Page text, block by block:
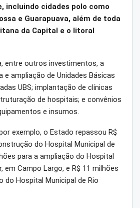
incluindo cidades polo como
e Guarapuava, além de toda
da Capital e o litoral
entre outros investimentos, a
ampliação de Unidades Básicas
UBS; implantação de clínicas
de hospitais; e convênios
e insumos.
exemplo, o Estado repassou R$
do Hospital Municipal de
para a ampliação do Hospital
em Campo Largo, e R$ 11 milhões
do Hospital Municipal de Rio